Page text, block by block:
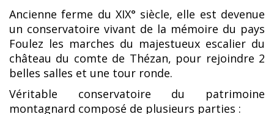
Ancienne ferme du XIX° siècle, elle est devenue
un conservatoire vivant de la mémoire du pays
Foulez les marches du majestueux escalier du
château du comte de Thézan, pour rejoindre 2
belles salles et une tour ronde.
Véritable conservatoire du patrimoine
montagnard composé de plusieurs parties :